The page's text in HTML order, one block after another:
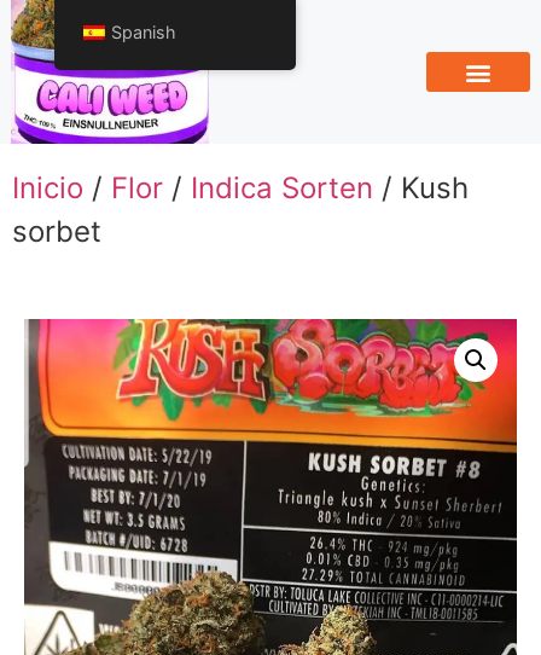
Inicio / Flor / Indica Sorten / Kush
sorbet
Spanish